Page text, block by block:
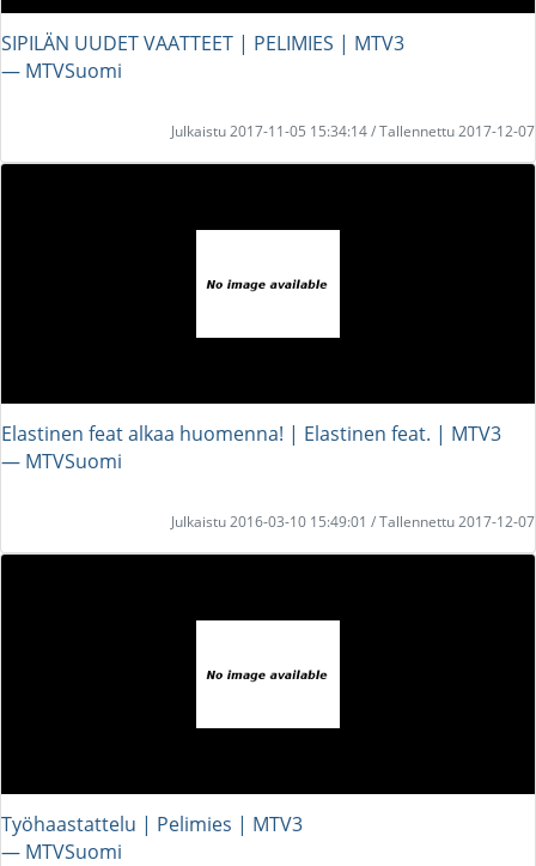
SIPILÄN UUDET VAATTEET | PELIMIES | MTV3
― MTVSuomi
Julkaistu 2017-11-05 15:34:14 / Tallennettu 2017-12-07
Elastinen feat alkaa huomenna! | Elastinen feat. | MTV3
― MTVSuomi
Julkaistu 2016-03-10 15:49:01 / Tallennettu 2017-12-07
Työhaastattelu | Pelimies | MTV3
― MTVSuomi